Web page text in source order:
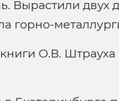
Вырастили двух
горно-
О.В.